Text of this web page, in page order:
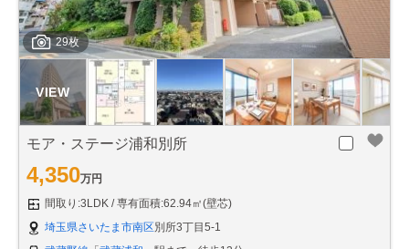
29枚
モア・ステージ浦和別所
4,350万円
間取り:3LDK
専有面積:62.94㎡(壁芯)
埼玉県さいたま市南区別所3丁目5-1